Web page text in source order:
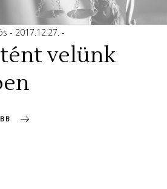
2017.12.27.
velünk